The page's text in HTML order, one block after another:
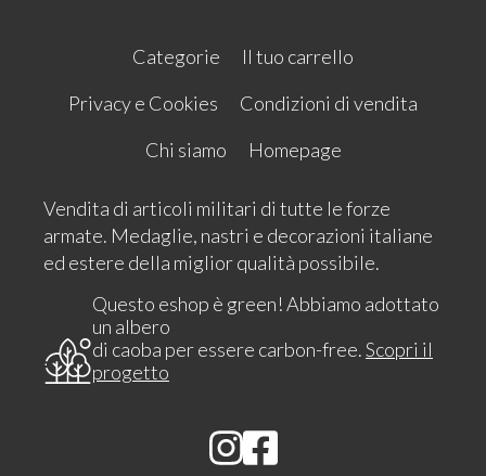
Categorie
Il tuo carrello
Privacy e Cookies
Condizioni di vendita
Chi siamo
Homepage
Vendita di articoli militari di tutte le forze
armate. Medaglie, nastri e decorazioni italiane
ed estere della miglior qualità possibile.
Questo eshop è green! Abbiamo adottato
un albero
di caoba per essere carbon-free.Scopri il
progetto